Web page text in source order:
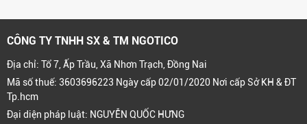
CÔNG TY TNHH SX & TM NGOTICO
Địa chỉ: Tổ 7, Ấp Trầu, Xã Nhơn Trạch, Đồng Nai
Mã số thuế: 3603696223 Ngày cấp 02/01/2020 Nơi cấp Sở KH & ĐT
Tp.hcm
Đại diện pháp luật: NGUYỄN QUỐC HƯNG